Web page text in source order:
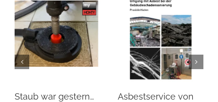
Staub war gestern…
Asbestservice von